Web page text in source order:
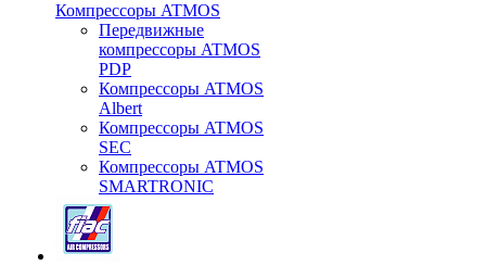
Компрессоры ATMOS
Передвижные
компрессоры ATMOS
PDP
Компрессоры ATMOS
Albert
Компрессоры ATMOS
SEC
Компрессоры ATMOS
SMARTRONIC